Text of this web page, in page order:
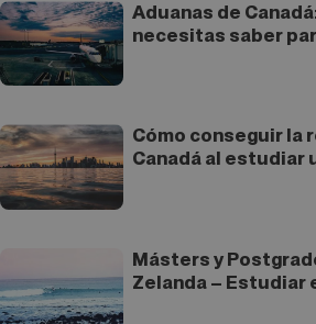
Aduanas de
necesitas saber
Cómo conseguir la
Canadá al estudiar
Másters y
Zelanda – Estudiar